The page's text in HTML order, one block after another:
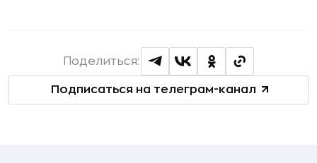
Подписаться на телеграм-канал
Поделиться: